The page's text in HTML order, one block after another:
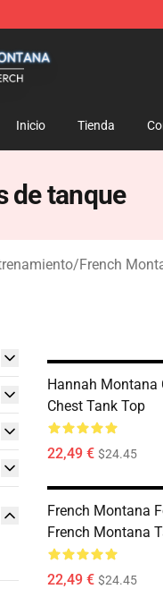
Inicio Tienda
de tanque
/French
Hannah Montana
Chest Tank Top
22,49 € $24.45
French Montana
French Montana
22,49 € $24.45